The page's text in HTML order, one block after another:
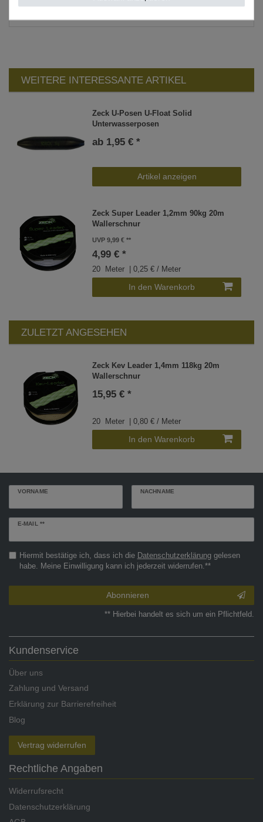
WEITERE INTERESSANTE ARTIKEL
Zeck U-Posen U-Float Solid
Unterwasserposen
ab 1,95 € *
Artikel anzeigen
Zeck Super Leader 1,2mm 90kg 20m
Wallerschnur
UVP 9,99 €
4,99 € *
20 Meter | 0,25 € / Meter
In den Warenkorb
ZULETZT ANGESEHEN
Zeck Kev Leader 1,4mm 118kg 20m
Wallerschnur
15,95 € *
20 Meter | 0,80 € / Meter
In den Warenkorb
VORNAME NACHNAME
E-MAIL **
Newsletter
Hiermit bestätige ich, dass ich die Daten­schutz­erklärunggelesen
habe. Meine Einwilligung kann ich jederzeit widerrufen.**
Abonnieren
** Hierbei handelt es sich um ein Pflichtfeld.
Kundenservice
Über uns
Zahlung und Versand
Erklärung zur Barrierefreiheit
Blog
Vertrag widerrufen
Rechtliche Angaben
Widerrufsrecht
Datenschutzerklärung